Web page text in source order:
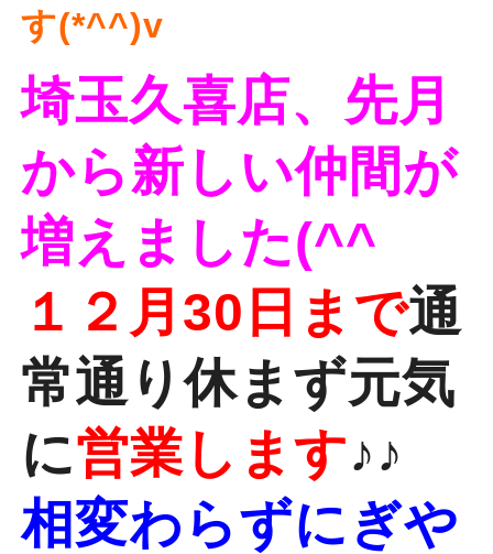
す(*^^)v
埼玉久喜店、先月
から新しい仲間が
増えました(^^ゞ
１２月30日まで通
常通り休まず元気
に営業します♪♪
相変わらずにぎや